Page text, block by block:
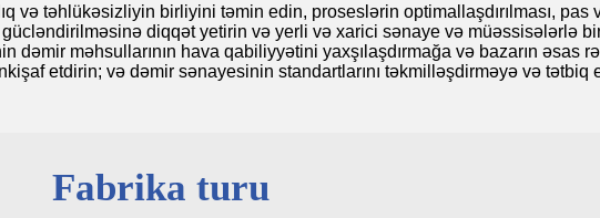
və təhlükəsizliyin birliyini təmin edin, proseslərin optimallaşdırılması,
diqqət yetirin və yerli və xarici sənaye və müəssisələrlə
məhsullarının hava qabiliyyətini yaxşılaşdırmağa və bazarın əsas
etdirin; və dəmir sənayesinin standartlarını təkmilləşdirməyə və tətbiq
Fabrika turu